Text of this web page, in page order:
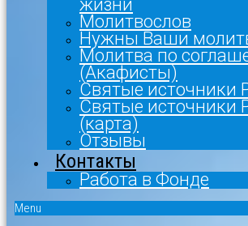
Молитвослов
Нужны Ваши
Молитва по
(Акафисты)
Святые источники
Святые источники
(карта)
Отзывы
Контакты
Работа в Фонде
Menu